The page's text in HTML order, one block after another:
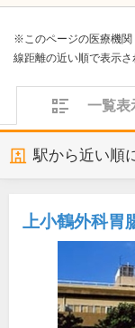
※このページの医療機関
線距離の近い順で表示
一覧表
駅から近い順
上小鶴外科胃